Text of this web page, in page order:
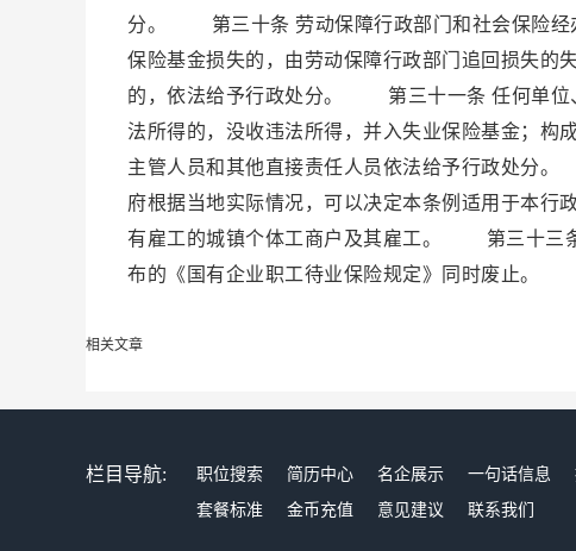
分。 第三十条 劳动保障行政部门和社会保险经
保险基金损失的，由劳动保障行政部门追回损失的
的，依法给予行政处分。 第三十一条 任何单位
法所得的，没收违法所得，并入失业保险基金；构
主管人员和其他直接责任人员依法给予行政处
府根据当地实际情况，可以决定本条例适用于本行
有雇工的城镇个体工商户及其雇工。 第三十三条
布的《国有企业职工待业保险规定》同时废止。
相关文章
栏目导航: 职位搜索 简历中心 名企展示 一句话信息
套餐标准
金币充值 意见建议 联系我们